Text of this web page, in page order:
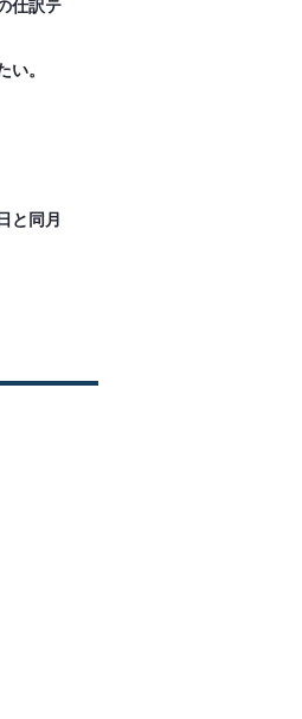
仕訳テ
。
と同月